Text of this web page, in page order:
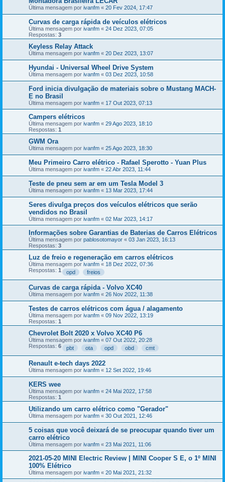
Última mensagem por ivanfm « 20 Fev 2024, 17:47
Curvas de carga rápida de veículos elétricos
Última mensagem por ivanfm « 24 Dez 2023, 07:05
Respostas: 3
Keyless Relay Attack
Última mensagem por ivanfm « 20 Dez 2023, 13:07
Hyundai - Universal Wheel Drive System
Última mensagem por ivanfm « 03 Dez 2023, 10:58
Ford inicia divulgação de materiais sobre o Mustang MACH-
E no Brasil
Última mensagem por ivanfm « 17 Out 2023, 07:13
Campers elétricos
Última mensagem por ivanfm « 29 Ago 2023, 18:10
Respostas: 1
GWM Ora
Última mensagem por ivanfm « 25 Ago 2023, 18:30
Meu Primeiro Carro elétrico - Rafael Sperotto - Yuan Plus
Última mensagem por ivanfm « 22 Abr 2023, 11:44
Teste de pneu sem ar em um Tesla Model 3
Última mensagem por ivanfm « 13 Mar 2023, 17:44
Seres divulga preços dos veículos elétricos que serão
vendidos no Brasil
Última mensagem por ivanfm « 02 Mar 2023, 14:17
Informações sobre Garantias de Baterias de Carros Elétricos
Última mensagem por pablosotomayor « 03 Jan 2023, 16:13
Respostas: 3
Luz de freio e regeneração em carros elétricos
Última mensagem por ivanfm « 18 Dez 2022, 07:36
Respostas: 1 opd freios
Curvas de carga rápida - Volvo XC40
Última mensagem por ivanfm « 26 Nov 2022, 11:38
Testes de carros elétricos com água / alagamento
Última mensagem por ivanfm « 09 Nov 2022, 13:19
Respostas: 1
Chevrolet Bolt 2020 x Volvo XC40 P6
Última mensagem por ivanfm « 07 Out 2022, 20:28
Respostas: 6 pbt ota opd obd cmt
Renault e-tech days 2022
Última mensagem por ivanfm « 12 Set 2022, 19:46
KERS wee
Última mensagem por ivanfm « 24 Mai 2022, 17:58
Respostas: 1
Utilizando um carro elétrico como "Gerador"
Última mensagem por ivanfm « 30 Out 2021, 12:46
5 coisas que você deixará de se preocupar quando tiver um
carro elétrico
Última mensagem por ivanfm « 23 Mai 2021, 11:06
2021-05-20 MINI Electric Review | MINI Cooper S E, o 1º MINI
100% Elétrico
Última mensagem por ivanfm « 20 Mai 2021, 21:32